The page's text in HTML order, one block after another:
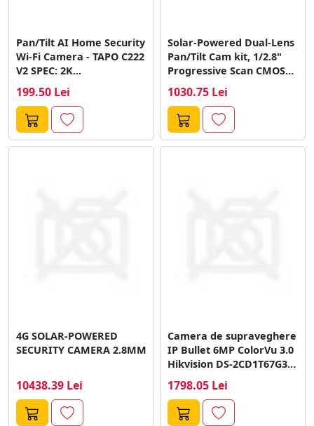
Pan/Tilt AI Home Security
Wi-Fi Camera - TAPO C222
V2 SPEC: 2K...
199.50 Lei
Solar-Powered Dual-Lens
Pan/Tilt Cam kit, 1/2.8"
Progressive Scan CMOS
1030.75 Lei
4G SOLAR-POWERED
SECURITY CAMERA 2.8MM
10438.39 Lei
Camera de supraveghere
IP Bullet 6MP ColorVu 3.0
Hikvision DS-2CD1T67G3-
1798.05 Lei